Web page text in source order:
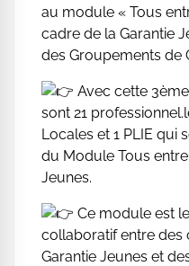
au module « Tous
cadre de la Garantie
des Groupements de
Avec cette
sont 21
Locales et 1 PLIE qui
du Module Tous
Jeunes.
Ce module est
collaboratif entre des
Garantie Jeunes et